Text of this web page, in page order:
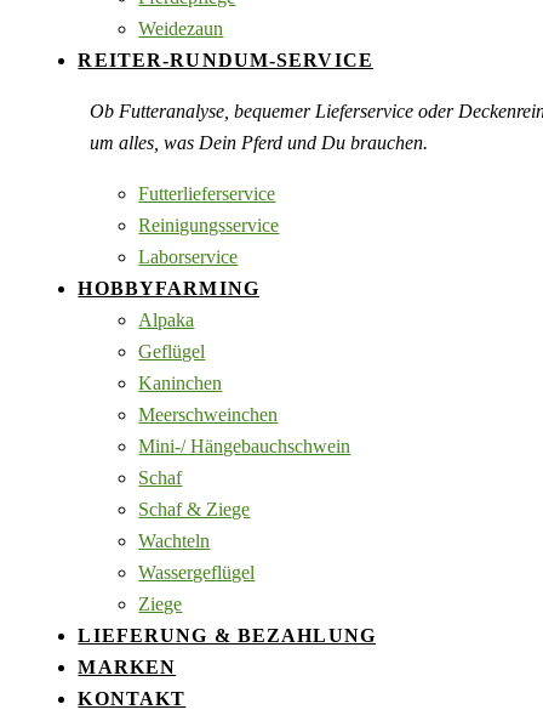
Weidezaun
REITER-RUNDUM-SERVICE
Ob Futteranalyse, bequemer Lieferservice oder
um alles, was Dein Pferd und Du brauchen.
Futterlieferservice
Reinigungsservice
Laborservice
HOBBYFARMING
Alpaka
Geflügel
Kaninchen
Meerschweinchen
Mini-/ Hängebauchschwein
Schaf
Schaf & Ziege
Wachteln
Wassergeflügel
Ziege
LIEFERUNG & BEZAHLUNG
MARKEN
KONTAKT